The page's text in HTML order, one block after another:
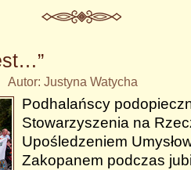
Justyna Watycha
Podhalańscy
Stowarzyszenia na
Upośledzeniem
Zakopanem podczas